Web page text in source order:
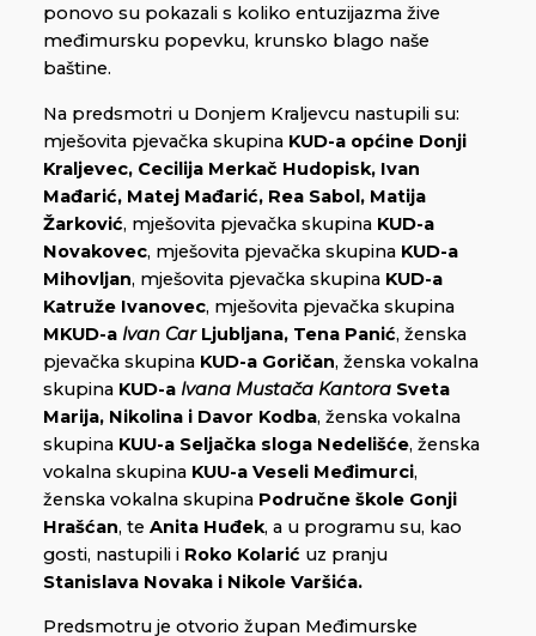
ponovo su pokazali s koliko entuzijazma žive
međimursku popevku, krunsko blago naše
baštine.
Na predsmotri u Donjem Kraljevcu nastupili su:
mješovita pjevačka skupina KUD-a općine Donji
Kraljevec, Cecilija Merkač Hudopisk, Ivan
Mađarić, Matej Mađarić, Rea Sabol, Matija
Žarković, mješovita pjevačka skupina KUD-a
Novakovec, mješovita pjevačka skupina KUD-a
Mihovljan, mješovita pjevačka skupina KUD-a
Katruže Ivanovec, mješovita pjevačka skupina
MKUD-a Ivan CarLjubljana, Tena Panić, ženska
pjevačka skupina KUD-a Goričan, ženska vokalna
skupina KUD-a Ivana Mustača Kantora Sveta
Marija, Nikolina i Davor Kodba, ženska vokalna
skupina KUU-a Seljačka sloga Nedelišće, ženska
vokalna skupina KUU-a Veseli Međimurci,
ženska vokalna skupina Područne škole Gonji
Hrašćan, te Anita Huđek, a u programu su, kao
gosti, nastupili i Roko Kolarić uz pranju
Stanislava Novaka i Nikole Varšića.
Predsmotru je otvorio župan Međimurske